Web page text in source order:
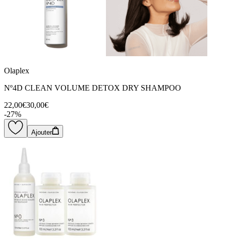
Olaplex
Nº4D CLEAN VOLUME DETOX DRY SHAMPOO
22,00€30,00€
-27%
Ajouter